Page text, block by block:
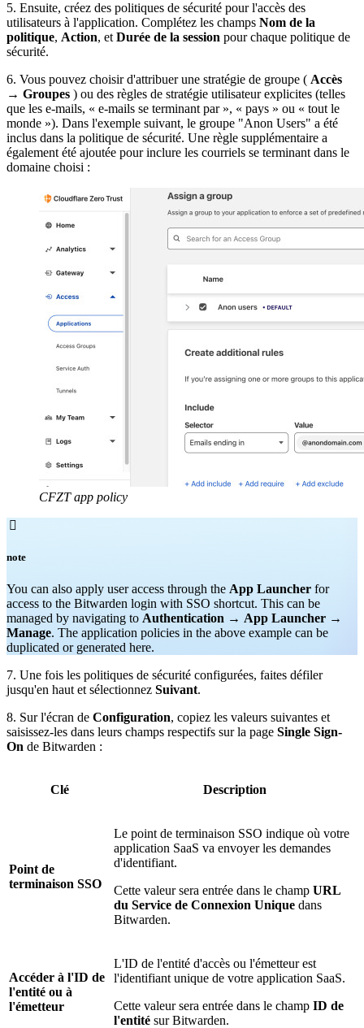
5. Ensuite, créez des politiques de sécurité pour l'accès des
utilisateurs à l'application. Complétez les champs Nom de la
politique, Action, et Durée de la session pour chaque politique de
sécurité.
6. Vous pouvez choisir d'attribuer une stratégie de groupe ( Accès
→ Groupes ) ou des règles de stratégie utilisateur explicites (telles
que les e-mails, « e-mails se terminant par », « pays » ou « tout le
monde »). Dans l'exemple suivant, le groupe "Anon Users" a été
inclus dans la politique de sécurité. Une règle supplémentaire a
également été ajoutée pour inclure les courriels se terminant dans le
domaine choisi :
CFZT app policy

note
You can also apply user access through the App Launcher for
access to the Bitwarden login with SSO shortcut. This can be
managed by navigating to Authentication → App Launcher →
Manage. The application policies in the above example can be
duplicated or generated here.
7. Une fois les politiques de sécurité configurées, faites défiler
jusqu'en haut et sélectionnez Suivant.
8. Sur l'écran de Configuration, copiez les valeurs suivantes et
saisissez-les dans leurs champs respectifs sur la page Single Sign-
On de Bitwarden :
Clé Description
Point de
terminaison SSO
Le point de terminaison SSO indique où votre
application SaaS va envoyer les demandes
d'identifiant.
Cette valeur sera entrée dans le champ URL
du Service de Connexion Unique dans
Bitwarden.
Accéder à l'ID de
l'entité ou à
l'émetteur
L'ID de l'entité d'accès ou l'émetteur est
l'identifiant unique de votre application SaaS.
Cette valeur sera entrée dans le champ ID de
l'entité sur Bitwarden.